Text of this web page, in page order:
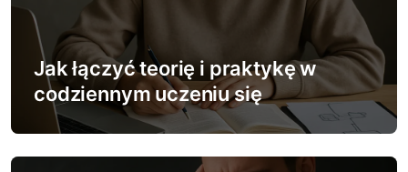
u
Jak łączyć teorię i praktykę w
codziennym uczeniu się